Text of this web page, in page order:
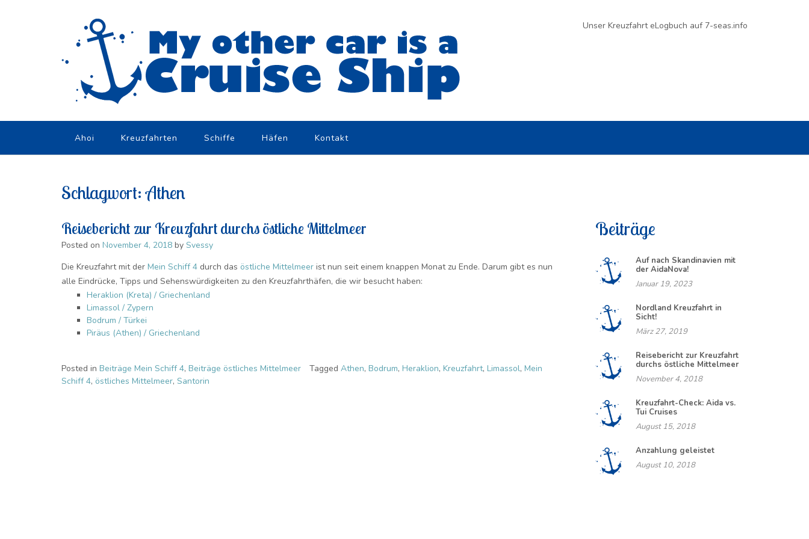
Unser Kreuzfahrt eLogbuch auf 7-seas.info
Ahoi Kreuzfahrten Schiffe Häfen Kontakt
Schlagwort:Athen
Reisebericht zur Kreuzfahrt durchs östliche Mittelmeer
Posted on November 4, 2018 by Svessy
Die Kreuzfahrt mit der Mein Schiff 4 durch das östliche Mittelmeer ist nun seit einem knappen Monat zu Ende. Darum gibt es nun
alle Eindrücke, Tipps und Sehenswürdigkeiten zu den Kreuzfahrthäfen, die wir besucht haben:
Heraklion (Kreta) / Griechenland
Limassol / Zypern
Bodrum / Türkei
Piräus (Athen) / Griechenland
Posted in Beiträge Mein Schiff 4, Beiträge östliches Mittelmeer Tagged Athen, Bodrum, Heraklion, Kreuzfahrt, Limassol, Mein
Schiff 4, östliches Mittelmeer, Santorin
Beiträge
Auf nach Skandinavien mit
der AidaNova!
Januar 19, 2023
Nordland Kreuzfahrt in
Sicht!
März 27, 2019
Reisebericht zur Kreuzfahrt
durchs östliche Mittelmeer
November 4, 2018
Kreuzfahrt-Check: Aida vs.
Tui Cruises
August 15, 2018
Anzahlung geleistet
August 10, 2018